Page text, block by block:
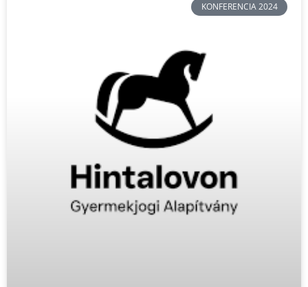
KONFERENCIA 2024